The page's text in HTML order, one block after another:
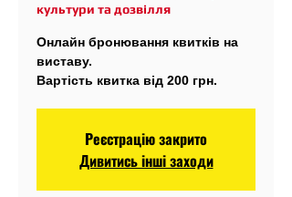
культури та дозвілля
Онлайн бронювання квитків на
виставу.
Вартість квитка від 200 грн.
Реєстрацію закрито
Дивитись інші заходи